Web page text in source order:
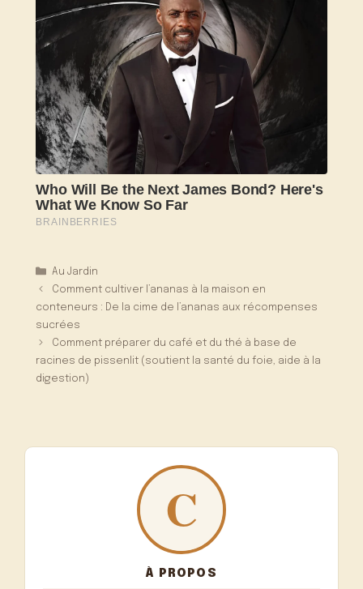
Catégories
Au Jardin
Comment cultiver l’ananas à la maison en
conteneurs : De la cime de l’ananas aux récompenses
sucrées
Comment préparer du café et du thé à base de
racines de pissenlit (soutient la santé du foie, aide à la
digestion)
À PROPOS